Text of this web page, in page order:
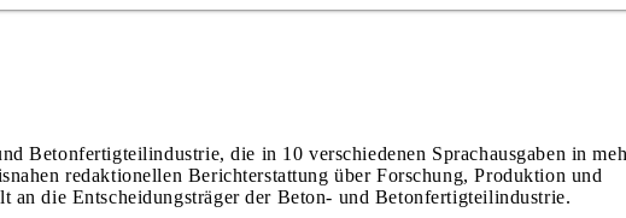
Betonfertigteilindustrie, die in 10 verschiedenen Sprachausgaben in
redaktionellen Berichterstattung über Forschung, Produktion und
an die Entscheidungsträger der Beton- und Betonfertigteilindustrie.